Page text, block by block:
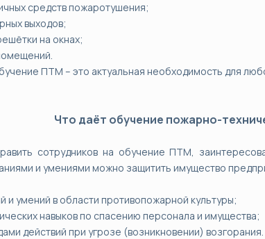
средств пожаротушения;
выходов;
на окнах;
ПТМ – это актуальная необходимость для
Что даёт обучение пожарно-
сотрудников на обучение ПТМ,
и умениями можно защитить имущество
и умений в области противопожарной культуры;
навыков по спасению персонала и имущества;
действий при угрозе (возникновении) возгорания.